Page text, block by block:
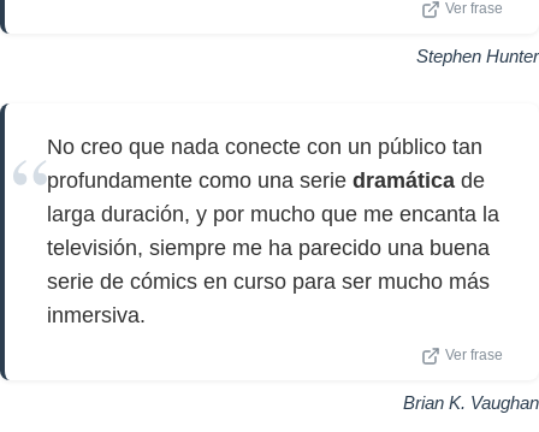
Ver frase
Stephen Hunter
No creo que nada conecte con un público tan
profundamente como una serie dramática de
larga duración, y por mucho que me encanta la
televisión, siempre me ha parecido una buena
serie de cómics en curso para ser mucho más
inmersiva.
Ver frase
Brian K. Vaughan